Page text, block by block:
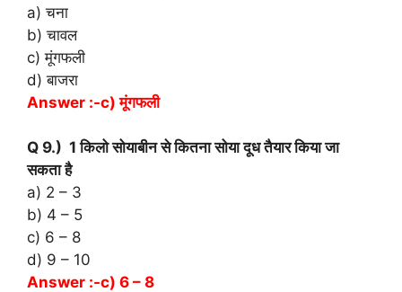
a) चना
b) चावल
c) मूंगफली
d) बाजरा
Answer :-c) मूंगफली
Q 9.) 1 किलो सोयाबीन से कितना सोया दूध तैयार किया जा
सकता है
a) 2 – 3
b) 4 – 5
c) 6 – 8
d) 9 – 10
Answer :-c) 6 – 8